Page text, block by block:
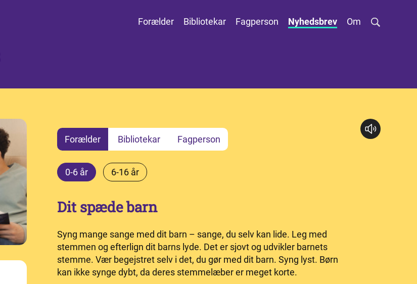
Forælder Bibliotekar Fagperson Nyhedsbrev Om
Forælder Bibliotekar Fagperson
0-6 år 6-16 år
Dit spæde barn
Syng mange sange med dit barn – sange, du selv kan lide. Leg med
stemmen og efterlign dit barns lyde. Det er sjovt og udvikler barnets
stemme. Vær begejstret selv i det, du gør med dit barn. Syng lyst. Børn
kan ikke synge dybt, da deres stemmelæber er meget korte.